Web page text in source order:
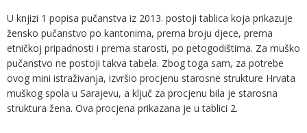
U knjizi 1 popisa pučanstva iz 2013. postoji tablica koja prikazuje
žensko pučanstvo po kantonima, prema broju djece, prema
etničkoj pripadnosti i prema starosti, po petogodištima. Za muško
pučanstvo ne postoji takva tabela. Zbog toga sam, za potrebe
ovog mini istraživanja, izvršio procjenu starosne strukture Hrvata
muškog spola u Sarajevu, a ključ za procjenu bila je starosna
struktura žena. Ova procjena prikazana je u tablici 2.